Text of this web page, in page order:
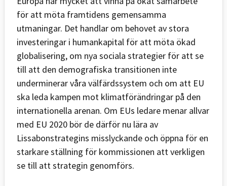
för att möta framtidens gemensamma
utmaningar. Det handlar om behovet av stora
investeringar i humankapital för att möta ökad
globalisering, om nya sociala strategier för att se
till att den demografiska transitionen inte
underminerar våra välfärdssystem och om att EU
ska leda kampen mot klimatförändringar på den
internationella arenan. Om EUs ledare menar allvar
med EU 2020 bör de därför nu lära av
Lissabonstrategins misslyckande och öppna för en
starkare ställning för kommissionen att verkligen
se till att strategin genomförs.